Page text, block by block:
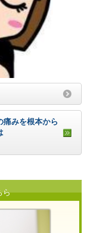
痛みを根本から
ら